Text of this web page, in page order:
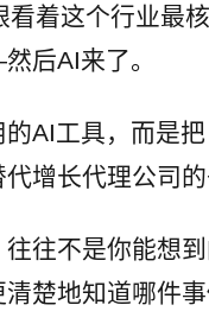
看着这个行业最
后AI来了。
AI工具，而是
增长代理公司
往不是你能想
清楚地知道哪件